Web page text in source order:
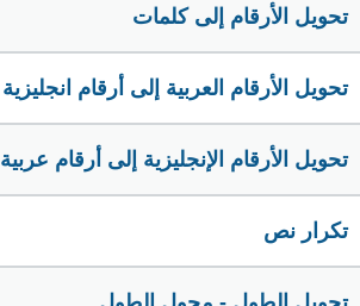
تحويل الأرقام إلى كلمات
تحويل الأرقام العربية إلى أرقام انجليزية
تحويل الأرقام الإنجليزية إلى أرقام عربية
تكرار نص